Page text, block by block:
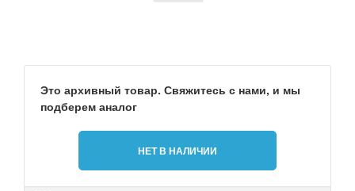
Это архивный товар. Свяжитесь с нами, и мы
подберем аналог
НЕТ В НАЛИЧИИ